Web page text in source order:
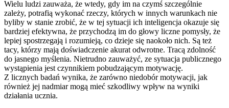
Wielu ludzi zauważa, że wtedy, gdy im na czymś szczególnie
zależy, potrafią wykonać rzeczy, których w innych warunkach nie
byliby w stanie zrobić, że w tej sytuacji ich inteligencja okazuje się
bardziej efektywna, że przychodzą im do głowy liczne pomysły, że
lepiej spostrzegają i rozumieją, co dzieje się naokoło nich. Są też
tacy, którzy mają doświadczenie akurat odwrotne. Tracą zdolność
do jasnego myślenia. Nietrudno zauważyć, ze sytuacja publicznego
wystąpienia jest czynnikiem pobudzającym motywację.
Z licznych badań wynika, że zarówno niedobór motywacji, jak
również jej nadmiar mogą mieć szkodliwy wpływ na wyniki
działania ucznia.